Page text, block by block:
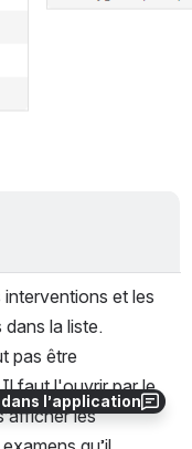
l’application
et les
la liste.
pas être
faut l'ouvrir par le
les